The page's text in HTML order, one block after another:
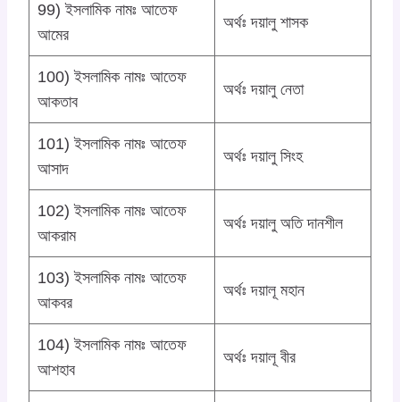
99) ইসলামিক নামঃ আতেফ
আমের
অর্থঃ দয়ালু শাসক
100) ইসলামিক নামঃ আতেফ
আকতাব
অর্থঃ দয়ালু নেতা
101) ইসলামিক নামঃ আতেফ
আসাদ
অর্থঃ দয়ালু সিংহ
102) ইসলামিক নামঃ আতেফ
আকরাম
অর্থঃ দয়ালু অতি দানশীল
103) ইসলামিক নামঃ আতেফ
আকবর
অর্থঃ দয়ালূ মহান
104) ইসলামিক নামঃ আতেফ
আশহাব
অর্থঃ দয়ালূ বীর